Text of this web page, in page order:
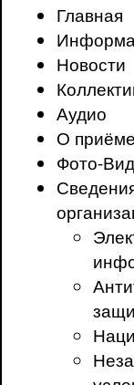
Главная
Новости
Аудио
О приёме
Фото-